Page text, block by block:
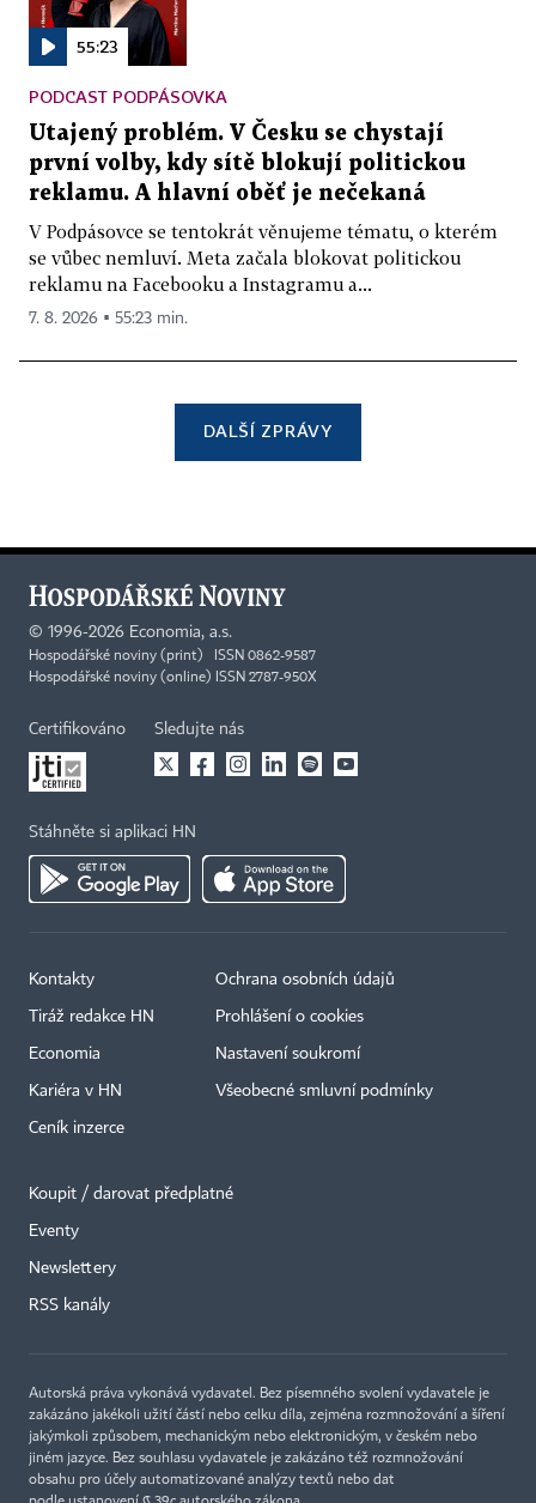
55:23
PODCAST PODPÁSOVKA
Utajený problém. V Česku se chystají
první volby, kdy sítě blokují politickou
reklamu. A hlavní oběť je nečekaná
V Podpásovce se tentokrát věnujeme tématu, o kterém
se vůbec nemluví. Meta začala blokovat politickou
reklamu na Facebooku a Instagramu a...
7. 8. 2026 ▪ 55:23 min.
DALŠÍ ZPRÁVY
© 1996-2026 Economia, a.s.
Hospodářské noviny (print) ISSN 0862-9587
Hospodářské noviny (online) ISSN 2787-950X
Certifikováno Sledujte nás
Stáhněte si aplikaci HN
Kontakty
Tiráž redakce HN
Economia
Kariéra v HN
Ceník inzerce
Ochrana osobních údajů
Prohlášení o cookies
Nastavení soukromí
Všeobecné smluvní podmínky
Koupit / darovat předplatné
Eventy
Newslettery
RSS kanály
Autorská práva vykonává vydavatel. Bez písemného svolení vydavatele je
zakázáno jakékoli užití částí nebo celku díla, zejména rozmnožování a šíření
jakýmkoli způsobem, mechanickým nebo elektronickým, v českém nebo
jiném jazyce. Bez souhlasu vydavatele je zakázáno též rozmnožování
obsahu pro účely automatizované analýzy textů nebo dat